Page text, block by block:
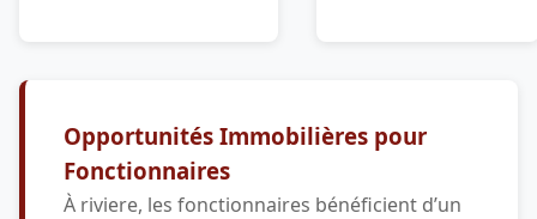
Opportunités Immobilières pour
Fonctionnaires
À riviere, les fonctionnaires bénéficient d’un